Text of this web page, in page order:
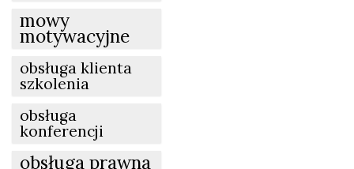
mowy
motywacyjne
obsługa klienta
szkolenia
obsługa
konferencji
obsługa prawna